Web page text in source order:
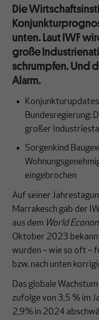
Die
unten. Laut IWF
große
schrumpfen. Und
Alarm.
Bundesregierung:
großer
Sorgenkind
eingebrochen
Auf seiner
Marrakesch gab der
aus dem World
Oktober 2023
wurden – wie so oft –
bzw. nach unten
Das globale
zufolge von 3,5 % im
2,9% in 2024